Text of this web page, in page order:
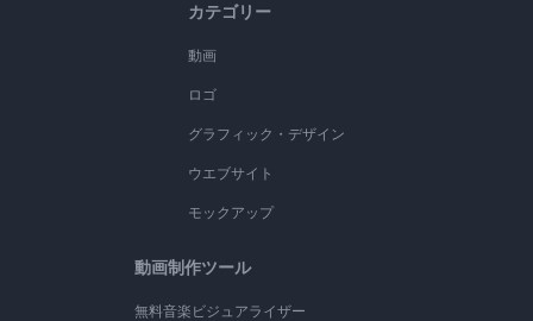
カテゴリー
動画
ロゴ
グラフィック・デザイン
ウエブサイト
モックアップ
動画制作ツール
無料音楽ビジュアライザー